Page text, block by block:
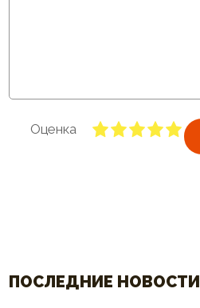
Оценка
ПОСЛЕДНИЕ НОВОСТИ